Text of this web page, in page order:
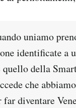
uniamo
identificate a
della
che
far diventare